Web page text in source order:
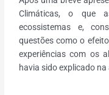
Climáticas, o que
ecossistemas e,
questões como o
experiências com os
havia sido explicado